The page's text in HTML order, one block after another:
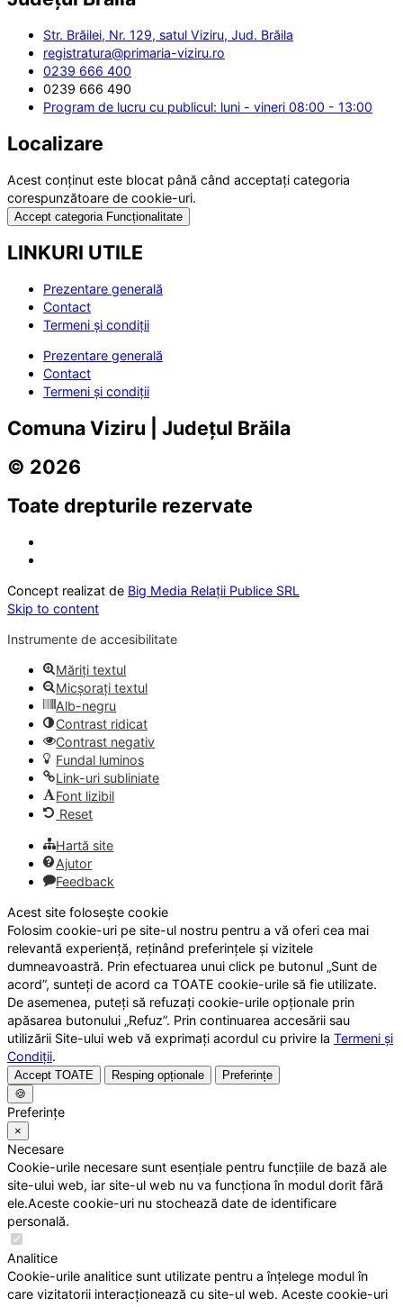
Str. Brăilei, Nr. 129, satul Viziru, Jud. Brăila
registratura@primaria-viziru.ro
0239 666 400
0239 666 490
Program de lucru cu publicul: luni - vineri 08:00 - 13:00
Localizare
Acest conținut este blocat până când acceptați categoria
corespunzătoare de cookie-uri.
Accept categoria Funcționalitate
LINKURI UTILE
Prezentare generală
Contact
Termeni și condiții
Prezentare generală
Contact
Termeni și condiții
Comuna Viziru | Județul Brăila
© 2026
Toate drepturile rezervate
Concept realizat de Big Media Relații Publice SRL
Skip to content
Instrumente de accesibilitate
Măriți textul
Micșorați textul
Alb-negru
Contrast ridicat
Contrast negativ
Fundal luminos
Link-uri subliniate
Font lizibil
Reset
Hartă site
Ajutor
Feedback
Acest site folosește cookie
Folosim cookie-uri pe site-ul nostru pentru a vă oferi cea mai
relevantă experiență, reținând preferințele și vizitele
dumneavoastră. Prin efectuarea unui click pe butonul „Sunt de
acord”, sunteți de acord ca TOATE cookie-urile să fie utilizate.
De asemenea, puteți să refuzați cookie-urile opționale prin
apăsarea butonului „Refuz”. Prin continuarea accesării sau
utilizării Site-ului web vă exprimați acordul cu privire la Termeni și
Condiții.
Accept TOATE Resping opționale
Preferințe
🍪
Preferințe
×
Necesare
Cookie-urile necesare sunt esențiale pentru funcțiile de bază ale
site-ului web, iar site-ul web nu va funcționa în modul dorit fără
ele.Aceste cookie-uri nu stochează date de identificare
personală.
Analitice
Cookie-urile analitice sunt utilizate pentru a înțelege modul în
care vizitatorii interacționează cu site-ul web. Aceste cookie-uri